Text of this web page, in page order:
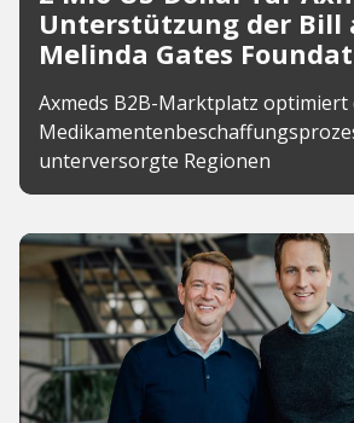
Unterstützung der Bill
Melinda Gates
Axmeds B2B-Marktplatz optimiert
unterversorgte Regionen